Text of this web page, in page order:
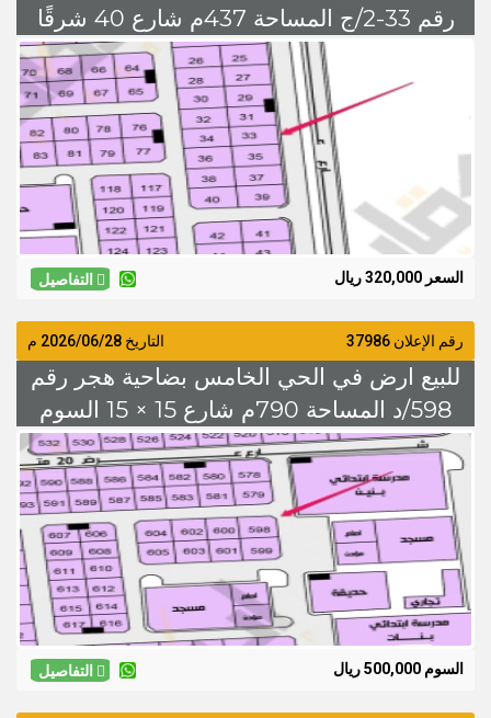
رقم 33-2/ج المساحة 437م شارع 40 شرقًا
السعر 320 الف
التفاصيل السعر 320,000 ريال
التاريخ 2026/06/28 م رقم الإعلان 37986
للبيع ارض في الحي الخامس بضاحية هجر رقم
598/د المساحة 790م شارع 15 × 15 السوم
500 الف
التفاصيل السوم 500,000 ريال